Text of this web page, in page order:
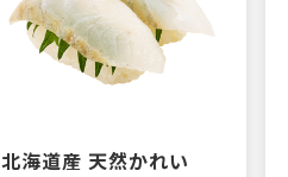
北海道産 天然かれい